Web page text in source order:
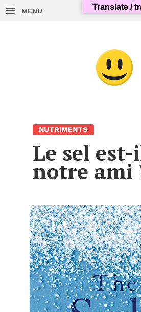
MENU
NUTRIMENTS
Le sel
notre ami
Translate /